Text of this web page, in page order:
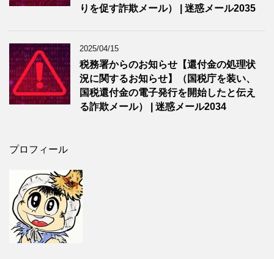
りを促す詐欺メール） | 迷惑メール2035
2025/04/15
税務署からのお知らせ【還付金の処理状
況に関するお知らせ】（国税庁を装い、
国税還付金の電子発行を開始したと伝え
る詐欺メール） | 迷惑メール2034
プロフィール